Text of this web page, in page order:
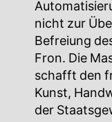
nicht zur
Befreiung
Fron. Die
schafft den
Kunst,
der